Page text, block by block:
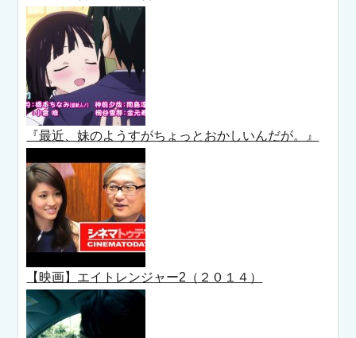
『最近、妹のようすがちょっとおかしいんだが。』
【映画】エイトレンジャー2（２０１４）